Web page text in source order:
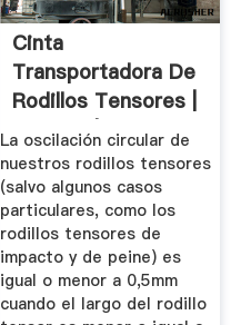
Cinta
Transportadora De
Rodillos Tensores |
Rodillos | Aohua
La oscilación circular de
nuestros rodillos tensores
(salvo algunos casos
particulares, como los
rodillos tensores de
impacto y de peine) es
igual o menor a 0,5mm
cuando el largo del rodillo